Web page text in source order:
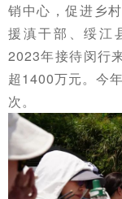
销中心，促进乡
援滇干部、绥江
2023年接待闵行
超1400万元。今
次。